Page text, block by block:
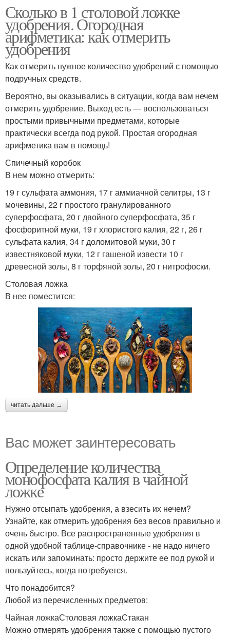
Сколько в 1 столовой ложке
удобрения. Огородная
арифметика: как отмерить
удобрения
Как отмерить нужное количество удобрений с помощью
подручных средств.
Вероятно, вы оказывались в ситуации, когда вам нечем
отмерить удобрение. Выход есть — воспользоваться
простыми привычными предметами, которые
практически всегда под рукой. Простая огородная
арифметика вам в помощь!
Спичечный коробок
В нем можно отмерить:
19 г сульфата аммония, 17 г аммиачной селитры, 13 г
мочевины, 22 г простого гранулированного
суперфосфата, 20 г двойного суперфосфата, 35 г
фосфоритной муки, 19 г хлористого калия, 22 г, 26 г
сульфата калия, 34 г доломитовой муки, 30 г
известняковой муки, 12 г гашеной извести 10 г
древесной золы, 8 г торфяной золы, 20 г нитрофоски.
Столовая ложка
В нее поместится:
читать дальше →
Вас может заинтересовать
Определение количества
монофосфата калия в чайной
ложке
Нужно отсыпать удобрения, а взесить их нечем?
Узнайте, как отмерить удобрения без весов правильно и
очень быстро. Все распространенные удобрения в
одной удобной таблице-справочнике - не надо ничего
искать или запоминать: просто держите ее под рукой и
пользуйтесь, когда потребуется.
Что понадобится?
Любой из перечисленных предметов:
Чайная ложкаСтоловая ложкаСтакан
Можно отмерять удобрения также с помощью пустого